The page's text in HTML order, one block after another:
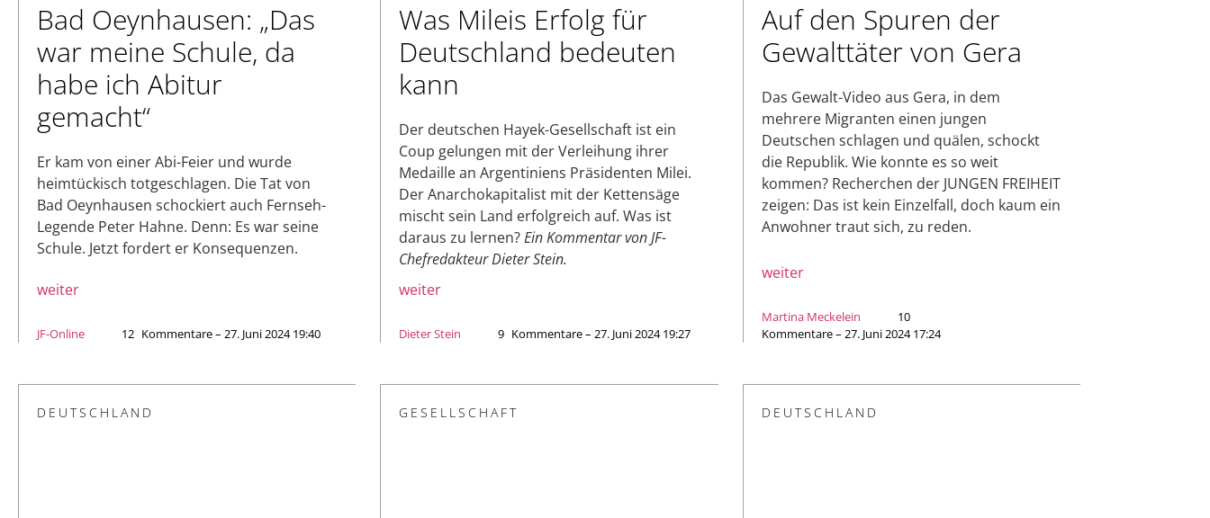
Bad Oeynhausen: „Das
war meine Schule, da
habe ich Abitur
gemacht“
Er kam von einer Abi-Feier und wurde
heimtückisch totgeschlagen. Die Tat von
Bad Oeynhausen schockiert auch Fernseh-
Legende Peter Hahne. Denn: Es war seine
Schule. Jetzt fordert er Konsequenzen.
weiter
JF-Online 12 Kommentare – 27. Juni 2024 19:40
Was Mileis Erfolg für
Deutschland bedeuten
kann
Der deutschen Hayek-Gesellschaft ist ein
Coup gelungen mit der Verleihung ihrer
Medaille an Argentiniens Präsidenten Milei.
Der Anarchokapitalist mit der Kettensäge
mischt sein Land erfolgreich auf. Was ist
daraus zu lernen?Ein Kommentar von JF-
Chefredakteur Dieter Stein.
weiter
Dieter Stein 9 Kommentare – 27. Juni 2024 19:27
Auf den Spuren der
Gewalttäter von Gera
Das Gewalt-Video aus Gera, in dem
mehrere Migranten einen jungen
Deutschen schlagen und quälen, schockt
die Republik. Wie konnte es so weit
kommen? Recherchen der JUNGEN FREIHEIT
zeigen: Das ist kein Einzelfall, doch kaum ein
Anwohner traut sich, zu reden.
weiter
Martina Meckelein
10
Kommentare – 27. Juni 2024 17:24
DEUTSCHLAND GESELLSCHAFT DEUTSCHLAND